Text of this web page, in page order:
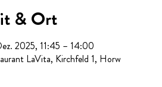
& Ort
2025, 11:45 – 14:00
LaVita, Kirchfeld 1, Horw